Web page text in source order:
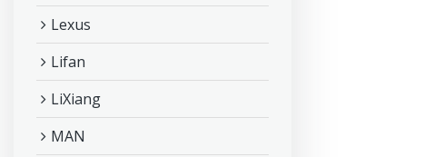
Lexus
Lifan
LiXiang
MAN